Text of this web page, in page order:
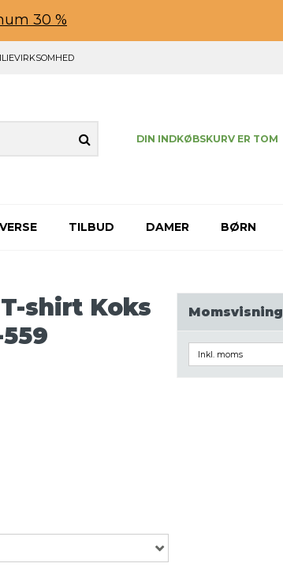
30 %
DIN INDKØBSKURV ER TOM
TILBUD DAMER BØRN
shirt Koks
Momsvisning